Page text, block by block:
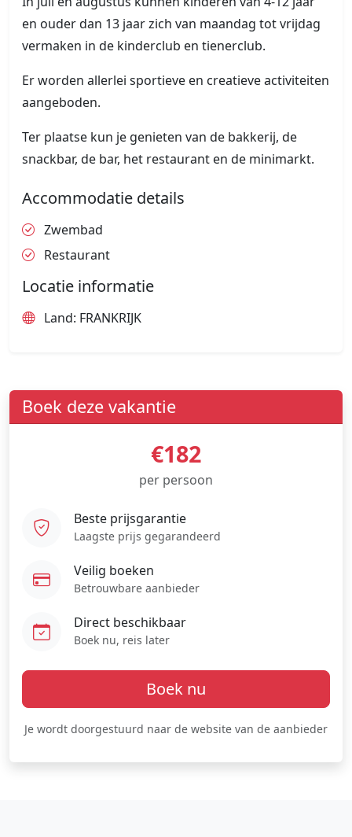
en ouder dan 13 jaar zich van maandag tot vrijdag
vermaken in de kinderclub en tienerclub.
Er worden allerlei sportieve en creatieve activiteiten
aangeboden.
Ter plaatse kun je genieten van de bakkerij, de
snackbar, de bar, het restaurant en de minimarkt.
Accommodatie details
Zwembad
Restaurant
Locatie informatie
Land: FRANKRIJK
Boek deze vakantie
€182
per persoon
Beste prijsgarantie
Laagste prijs gegarandeerd
Veilig boeken
Betrouwbare aanbieder
Direct beschikbaar
Boek nu, reis later
Boek nu
Je wordt doorgestuurd naar de website van de aanbieder